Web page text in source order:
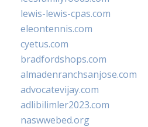
lewis-lewis-cpas.com
eleontennis.com
cyetus.com
bradfordshops.com
almadenranchsanjose.com
advocatevijay.com
adlibilimler2023.com
naswwebed.org